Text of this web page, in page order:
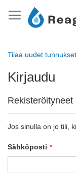
to
Content
Tilaa uudet tunnukset
Kirjaudu
Rekisteröityneet
Jos sinulla on jo tili,
Sähköposti